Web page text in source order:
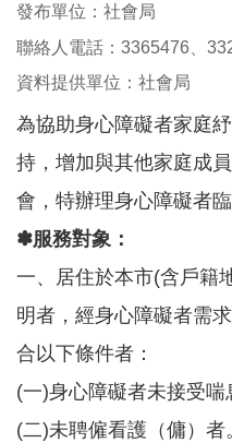
搜
息
公
告
認
識
們
福
利
服
務
發布單位：社會局
聯絡人電話：3365476、
資料提供單位：社會局
為協助身心障礙者家庭
持，增加與其他家庭成
會，特辦理身心障礙者
✽服務對象：
一、居住於本市(含戶籍
明者，經身心障礙者需
合以下條件者：
(一)身心障礙者未接受喘
(二)未聘僱看護（傭）者